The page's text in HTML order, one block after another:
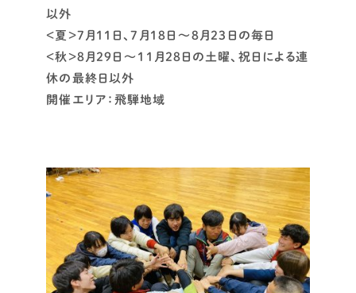
以外
<夏>7月11日、7月18日～8月23日の毎日
<秋>8月29日～11月28日の土曜、祝日による連
休の最終日以外
開催エリア：飛騨地域